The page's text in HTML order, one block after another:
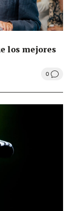
los mejores
0